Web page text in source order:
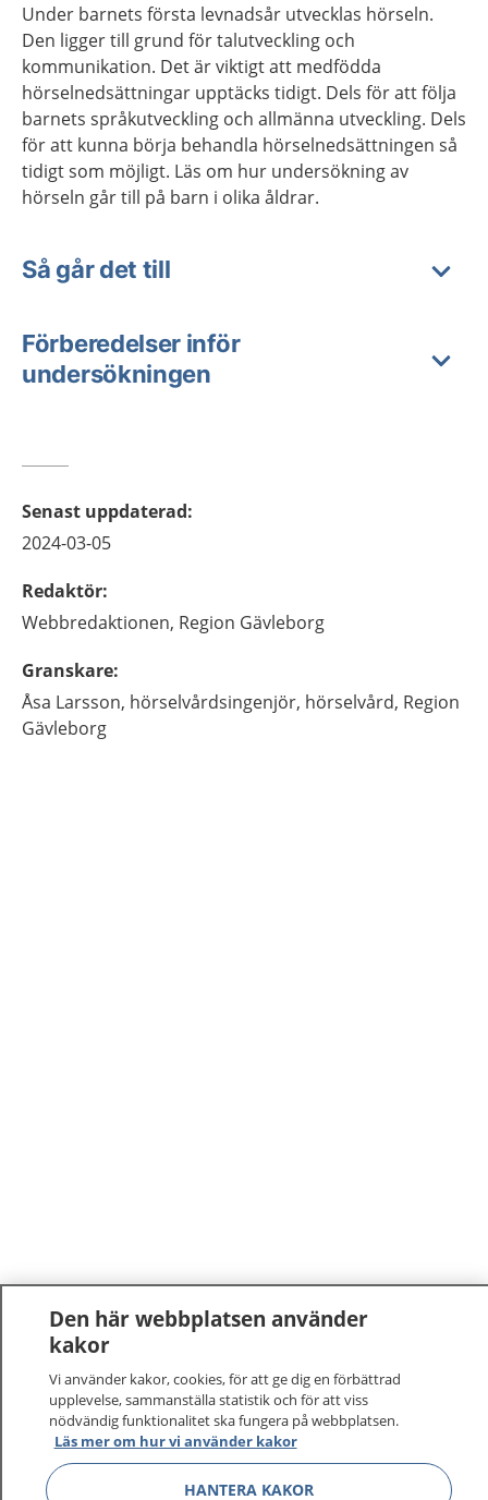
Under barnets första levnadsår utvecklas hörseln.
Den ligger till grund för talutveckling och
kommunikation. Det är viktigt att medfödda
hörselnedsättningar upptäcks tidigt. Dels för att följa
barnets språkutveckling och allmänna utveckling. Dels
för att kunna börja behandla hörselnedsättningen så
tidigt som möjligt. Läs om hur undersökning av
hörseln går till på barn i olika åldrar.
Så går det till
Förberedelser inför
undersökningen
Senast uppdaterad:
2024-03-05
Redaktör:
Webbredaktionen, Region Gävleborg
Granskare:
Åsa Larsson, hörselvårdsingenjör, hörselvård, Region
Gävleborg
1177 –tryggt om din hälsa och vård
På 1177.se får du råd om hälsa och information om
sjukdomar och vilka mottagningar du kan kontakta.
Logga in för att läsa din journal och göra dina
vårdärenden. Ring telefonnummer 1177 för
Den här webbplatsen använder
kakor
Vi använder kakor, cookies, för att ge dig en förbättrad
upplevelse, sammanställa statistik och för att viss
nödvändig funktionalitet ska fungera på webbplatsen.
Läs mer om hur vi använder kakor
HANTERA KAKOR